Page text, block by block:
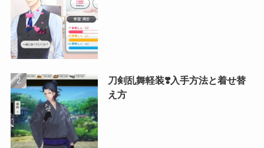
刀剣乱舞軽装❣️入手方法と着せ替
え方